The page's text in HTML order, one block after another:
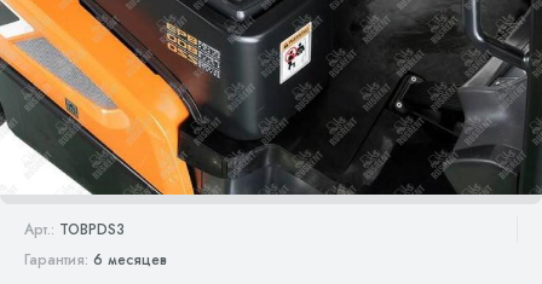
Арт.: TOBPDS3
Гарантия: 6 месяцев